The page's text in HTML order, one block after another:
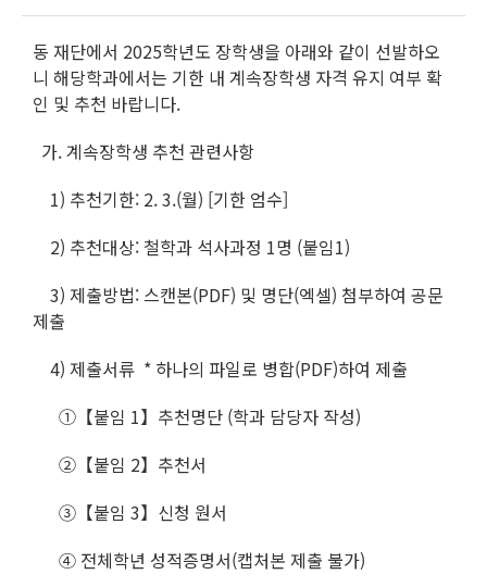
동 재단에서 2025학년도 장학생을 아래와 같이 선발하오
니 해당학과에서는 기한 내 계속장학생 자격 유지 여부 확
인 및 추천 바랍니다.
가. 계속장학생 추천 관련사항
1) 추천기한: 2. 3.(월) [기한 엄수]
2) 추천대상: 철학과 석사과정 1명 (붙임1)
3) 제출방법: 스캔본(PDF) 및 명단(엑셀) 첨부하여 공문
제출
4) 제출서류 * 하나의 파일로 병합(PDF)하여 제출
①【붙임 1】추천명단 (학과 담당자 작성)
②【붙임 2】추천서
③【붙임 3】신청 원서
④ 전체학년 성적증명서(캡처본 제출 불가)